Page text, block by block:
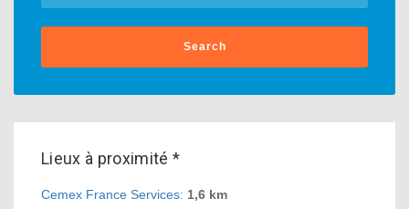
Search
Lieux à proximité *
Cemex France Services: 1,6 km